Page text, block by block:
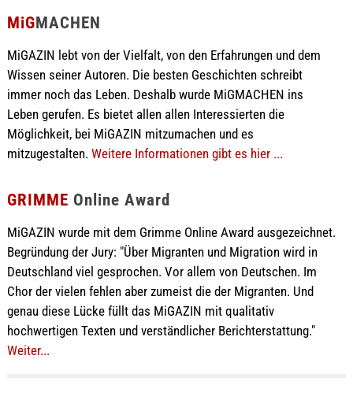
MiGMACHEN
MiGAZIN lebt von der Vielfalt, von den Erfahrungen und dem
Wissen seiner Autoren. Die besten Geschichten schreibt
immer noch das Leben. Deshalb wurde MiGMACHEN ins
Leben gerufen. Es bietet allen allen Interessierten die
Möglichkeit, bei MiGAZIN mitzumachen und es
mitzugestalten. Weitere Informationen gibt es hier ...
GRIMME Online Award
MiGAZIN wurde mit dem Grimme Online Award ausgezeichnet.
Begründung der Jury: "Über Migranten und Migration wird in
Deutschland viel gesprochen. Vor allem von Deutschen. Im
Chor der vielen fehlen aber zumeist die der Migranten. Und
genau diese Lücke füllt das MiGAZIN mit qualitativ
hochwertigen Texten und verständlicher Berichterstattung."
Weiter...